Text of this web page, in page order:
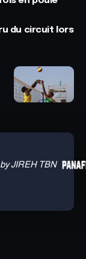
du circuit lors
JIREH TBN